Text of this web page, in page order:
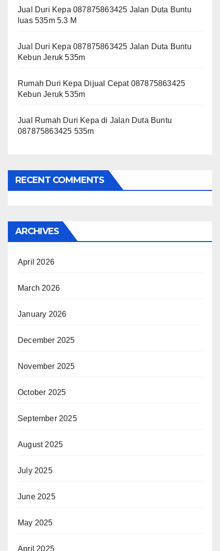
Jual Duri Kepa 087875863425 Jalan Duta Buntu
luas 535m 5.3 M
Jual Duri Kepa 087875863425 Jalan Duta Buntu
Kebun Jeruk 535m
Rumah Duri Kepa Dijual Cepat 087875863425
Kebun Jeruk 535m
Jual Rumah Duri Kepa di Jalan Duta Buntu
087875863425 535m
RECENT COMMENTS
ARCHIVES
April 2026
March 2026
January 2026
December 2025
November 2025
October 2025
September 2025
August 2025
July 2025
June 2025
May 2025
April 2025